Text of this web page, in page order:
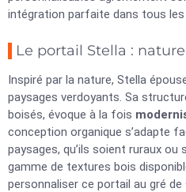
intégration parfaite dans tous
Le portail Stella :
Inspiré par la nature, Stella
paysages verdoyants. Sa
boisés, évoque à la fois
conception organique s’adapte
paysages, qu’ils soient ruraux ou
gamme de textures bois
personnaliser ce portail au gré